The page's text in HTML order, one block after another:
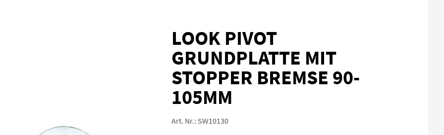
LOOK PIVOT
GRUNDPLATTE MIT
STOPPER BREMSE 90-
105MM
Art. Nr.: SW10130